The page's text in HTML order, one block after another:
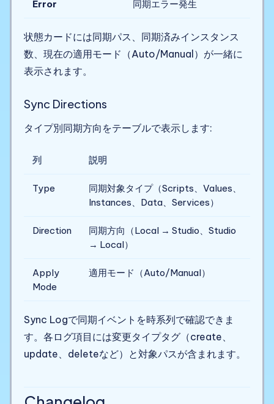
Error 同期エラー発生
状態カードには同期パス、同期済みインスタンス
数、現在の適用モード（Auto/Manual）が一緒に
表示されます。
Sync Directions
タイプ別同期方向をテーブルで表示します:
列 説明
Type
同期対象タイプ（Scripts、Values、
Instances、Data、Services）
Direction
同期方向（Local → Studio、Studio
→ Local）
Apply
Mode
適用モード（Auto/Manual）
Sync Logで同期イベントを時系列で確認できま
す。各ログ項目には変更タイプタグ（create、
update、deleteなど）と対象パスが含まれます。